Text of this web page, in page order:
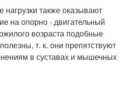
нагрузки также оказывают
на опорно - двигательный
возраста подобные
т. к. они препятствуют
в суставах и мышечных